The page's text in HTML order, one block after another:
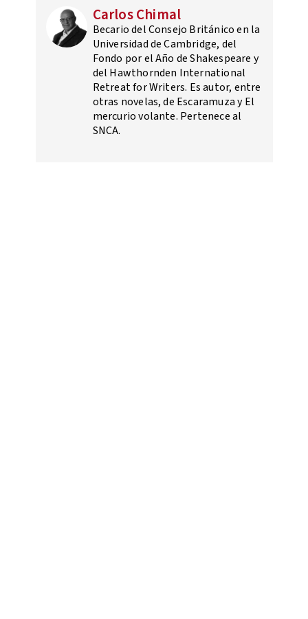
Carlos Chimal
Becario del Consejo Británico en la
Universidad de Cambridge, del
Fondo por el Año de Shakespeare y
del Hawthornden International
Retreat for Writers. Es autor, entre
otras novelas, de Escaramuza y El
mercurio volante. Pertenece al
SNCA.